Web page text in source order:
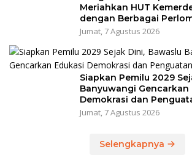
Meriahkan HUT
dengan Berbagai
Jumat, 7 Agustus 2026
Siapkan Pemilu 2029
Banyuwangi Gencarkan
Demokrasi dan
Jumat, 7 Agustus 2026
Selengkapnya